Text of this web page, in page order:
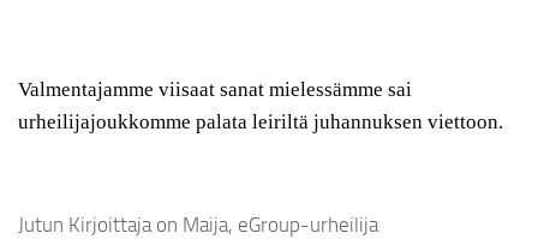
Valmentajamme viisaat sanat mielessämme sai
urheilijajoukkomme palata leiriltä juhannuksen viettoon.
Jutun Kirjoittaja on Maija, eGroup-urheilija